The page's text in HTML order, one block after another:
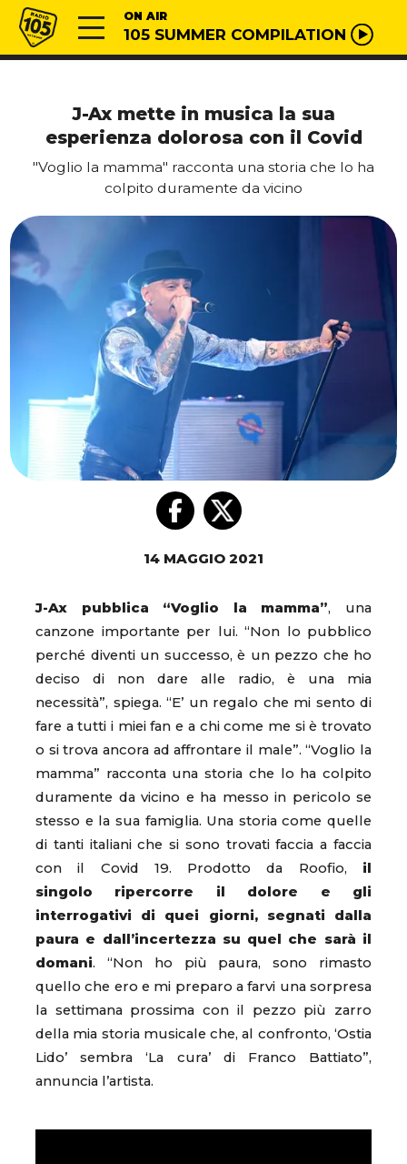
Vai al contenuto
Radio 105 ON AIR
105 SUMMER COMPILATION
J-Ax mette in musica la sua
esperienza dolorosa con il Covid
"Voglio la mamma" racconta una storia che lo ha
colpito duramente da vicino
14 MAGGIO 2021
J-Ax pubblica “Voglio la mamma”, una
canzone importante per lui. “Non lo pubblico
perché diventi un successo, è un pezzo che ho
deciso di non dare alle radio, è una mia
necessità”, spiega. “E’ un regalo che mi sento di
fare a tutti i miei fan e a chi come me si è trovato
o si trova ancora ad affrontare il male”. “Voglio la
mamma” racconta una storia che lo ha colpito
duramente da vicino e ha messo in pericolo se
stesso e la sua famiglia. Una storia come quelle
di tanti italiani che si sono trovati faccia a faccia
con il Covid 19. Prodotto da Roofio, il
singolo ripercorre il dolore e gli
interrogativi di quei giorni, segnati dalla
paura e dall’incertezza su quel che sarà il
domani. “Non ho più paura, sono rimasto
quello che ero e mi preparo a farvi una sorpresa
la settimana prossima con il pezzo più zarro
della mia storia musicale che, al confronto, ‘Ostia
Lido’ sembra ‘La cura’ di Franco Battiato”,
annuncia l’artista.